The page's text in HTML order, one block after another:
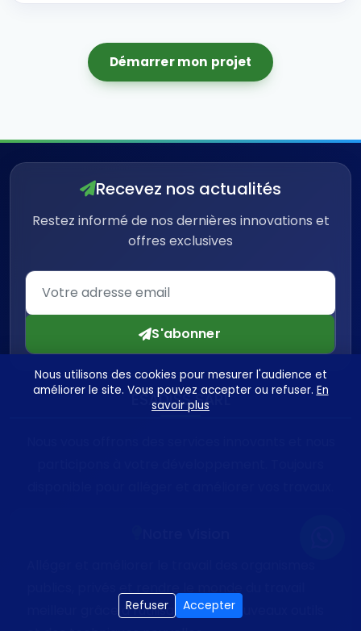
Démarrer mon projet
Recevez nos actualités
Restez informé de nos dernières innovations et
offres exclusives
S'abonner
ESADISS SARL
meilleur grâce à l'utilisation des nouveaux outils
Nous utilisons des cookies pour mesurer l'audience et
améliorer le site. Vous pouvez accepter ou refuser. En
savoir plus
Refuser Accepter